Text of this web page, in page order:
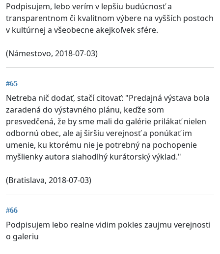
Podpisujem, lebo verím v lepšiu budúcnosť a
transparentnom či kvalitnom výbere na vyšších postoch
v kultúrnej a všeobecne akejkoľvek sfére.
(Námestovo, 2018-07-03)
#65
Netreba nič dodať, stačí citovať: "Predajná výstava bola
zaradená do výstavného plánu, keďže som
presvedčená, že by sme mali do galérie prilákať nielen
odbornú obec, ale aj širšiu verejnosť a ponúkať im
umenie, ku ktorému nie je potrebný na pochopenie
myšlienky autora siahodlhý kurátorský výklad."
(Bratislava, 2018-07-03)
#66
Podpisujem lebo realne vidim pokles zaujmu verejnosti
o galeriu